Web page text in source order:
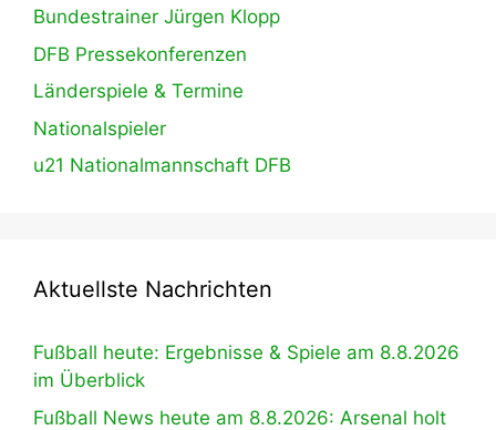
Bundestrainer Jürgen Klopp
DFB Pressekonferenzen
Länderspiele & Termine
Nationalspieler
u21 Nationalmannschaft DFB
Aktuellste Nachrichten
Fußball heute: Ergebnisse & Spiele am 8.8.2026
im Überblick
Fußball News heute am 8.8.2026: Arsenal holt